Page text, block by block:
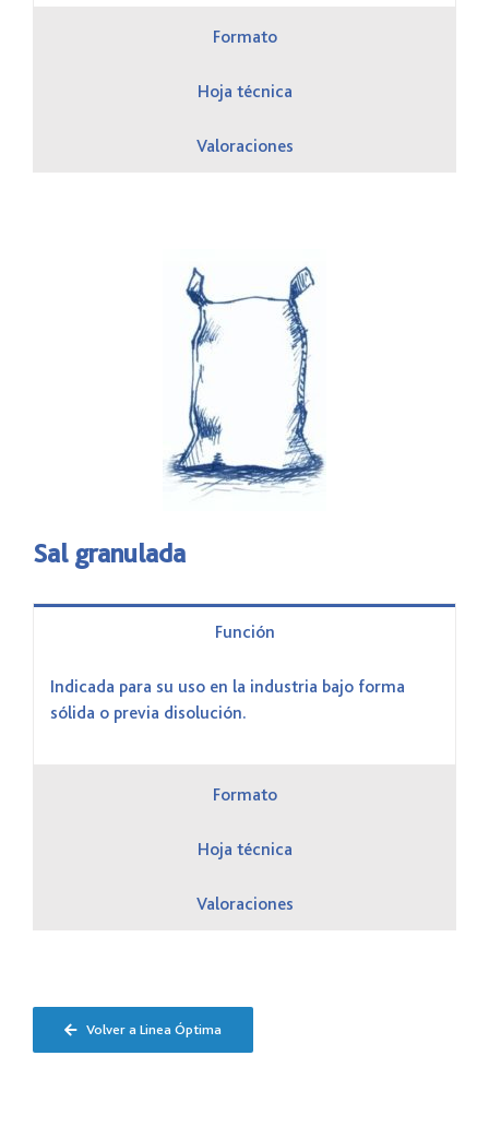
Formato
Hoja técnica
Valoraciones
Sal granulada
Función
Indicada para su uso en la industria bajo forma
sólida o previa disolución.
Formato
Hoja técnica
Valoraciones
Volver a Linea Óptima